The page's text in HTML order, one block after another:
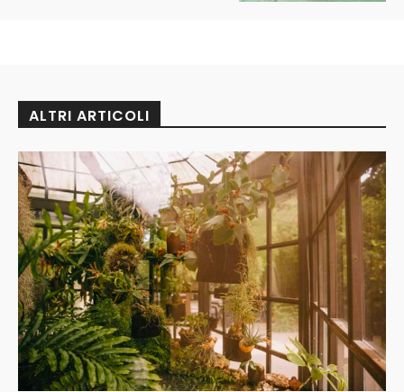
ALTRI ARTICOLI